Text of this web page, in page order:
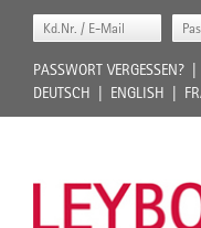
PASSWORT VERGESSEN?
DEUTSCH
ENGLISH